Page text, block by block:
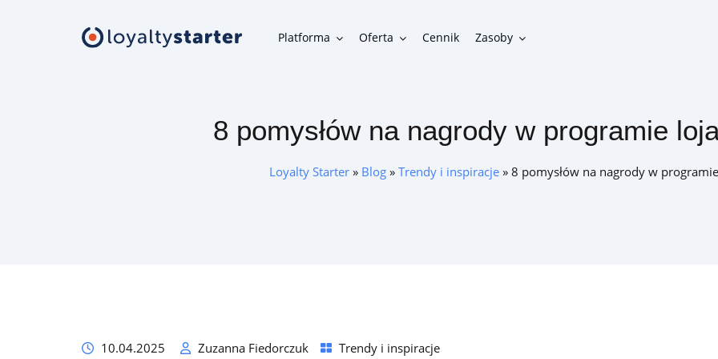
Platforma Oferta Cennik
Zasoby
Funkcjonalności
lojalnościowego
8 pomysłów na nagrody w programie
Loyalty Starter» Blog» Trendy i inspiracje» 8 pomysłów na nagrody w
10.04.2025 Zuzanna Fiedorczuk Trendy i inspiracje